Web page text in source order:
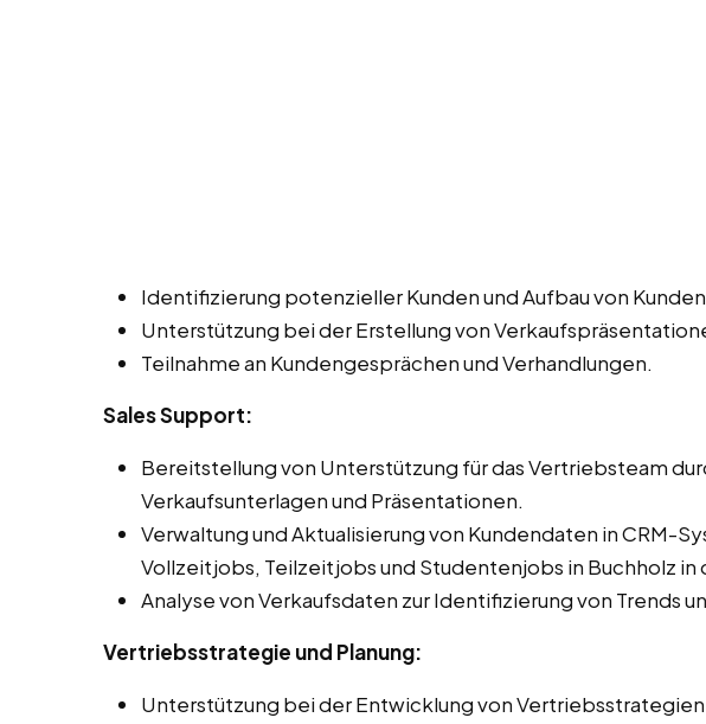
Identifizierung potenzieller Kunden und Aufbau von
Unterstützung bei der Erstellung von
Teilnahme an Kundengesprächen und Verhandlungen.
Sales Support:
Bereitstellung von Unterstützung für das Vertriebsteam
Verkaufsunterlagen und Präsentationen.
Verwaltung und Aktualisierung von Kundendaten in CRM-
Vollzeitjobs, Teilzeitjobs und Studentenjobs in Buchholz in
Analyse von Verkaufsdaten zur Identifizierung von Trends
Vertriebsstrategie und Planung:
Unterstützung bei der Entwicklung von